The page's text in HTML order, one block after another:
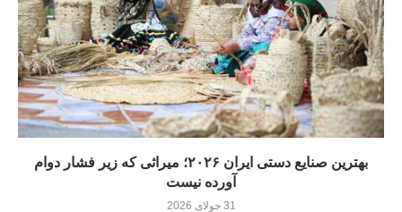
بهترین صنایع دستی ایران ۲۰۲۶؛ میراثی که زیر فشار دوام
آورده نيست
31 جولای 2026